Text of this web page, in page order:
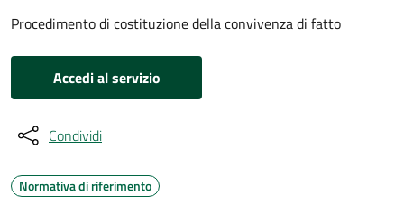
Procedimento di costituzione della convivenza di fatto
Accedi al servizio
Condividi
Normativa di riferimento